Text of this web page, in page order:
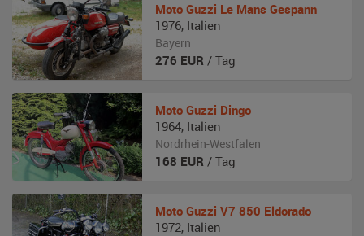
Moto Guzzi Le Mans Gespann
1976, Italien
Bayern
276 EUR / Tag
Moto Guzzi Dingo
1964, Italien
Nordrhein-Westfalen
168 EUR / Tag
Moto Guzzi V7 850 Eldorado
1972, Italien